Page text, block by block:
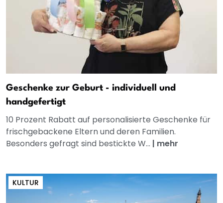
Geschenke zur Geburt - individuell und
handgefertigt
10 Prozent Rabatt auf personalisierte Geschenke für
frischgebackene Eltern und deren Familien.
Besonders gefragt sind bestickte W... | mehr
KULTUR